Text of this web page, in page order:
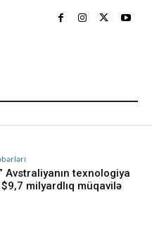
Avstraliyanın texnologiya
milyardlıq müqavilə